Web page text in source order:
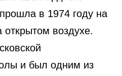
в 1974 году на
воздухе.
и был одним из